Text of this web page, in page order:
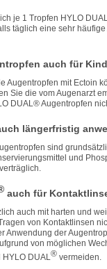
je 1 Tropfen HYLO
täglich eine sehr
auch für
Augentropfen mit Ectoin
Sie die vom Augenarzt
DUAL® Augentropfen
längerfristig
sind
und
auch für
auch mit harten und
von Kontaktlinsen
Anwendung der
von möglichen
HYLO DUAL®vermeiden.